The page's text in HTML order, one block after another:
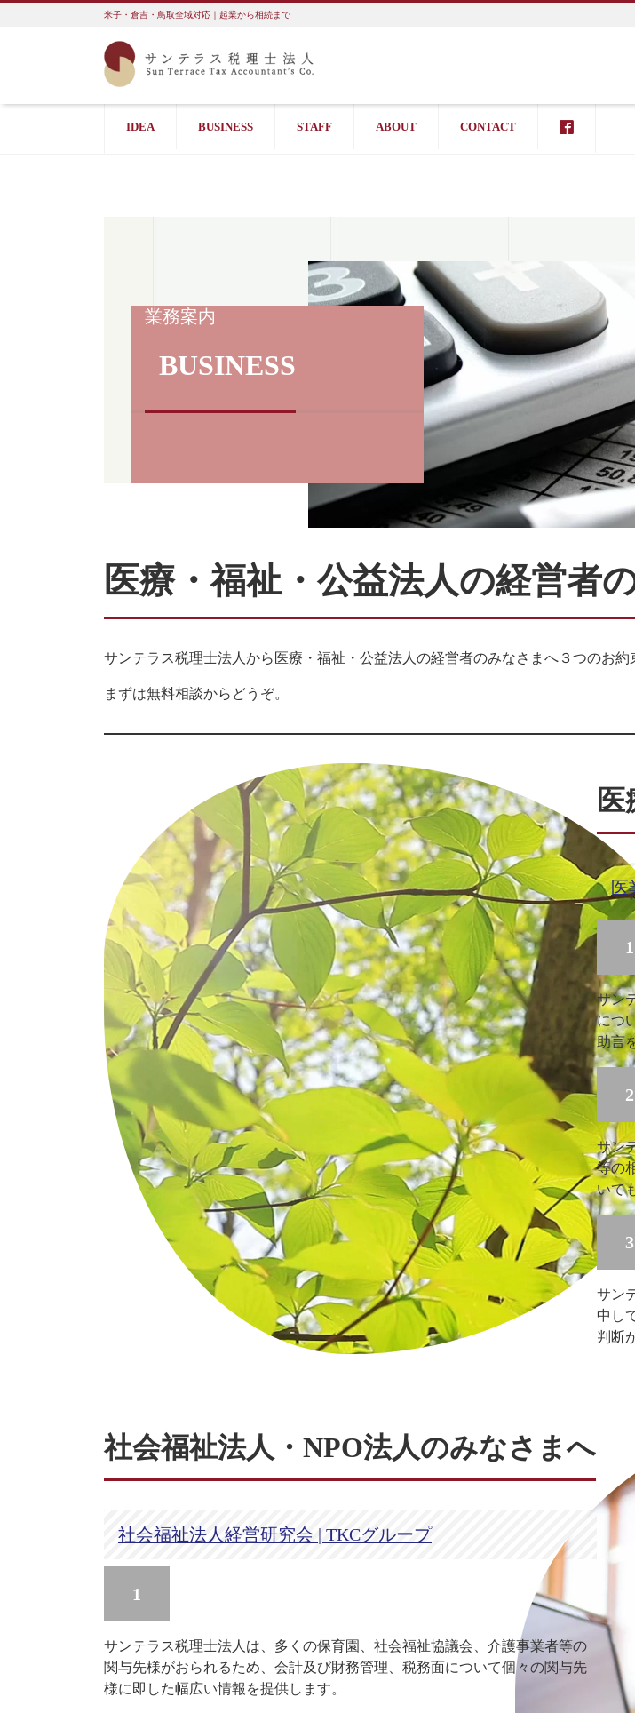
米子・倉吉・鳥取全域対応｜起業から相続まで
IDEA BUSINESS STAFF ABOUT CONTACT
業務案内
BUSINESS
医療・福祉・公益法人の経営者
サンテラス税理士法人から医療・福祉・公益法人の経営者のみなさまへ３つのお約
まずは無料相談からどうぞ。
医
1
サン
につ
助言
2
サン
等の
いて
3
サン
中し
判断
社会福祉法人・NPO法人のみなさまへ
社会福祉法人経営研究会 | TKCグループ
1
サンテラス税理士法人は、多くの保育園、社会福祉協議会、介護事業者等の
関与先様がおられるため、会計及び財務管理、税務面について個々の関与先
様に即した幅広い情報を提供します。